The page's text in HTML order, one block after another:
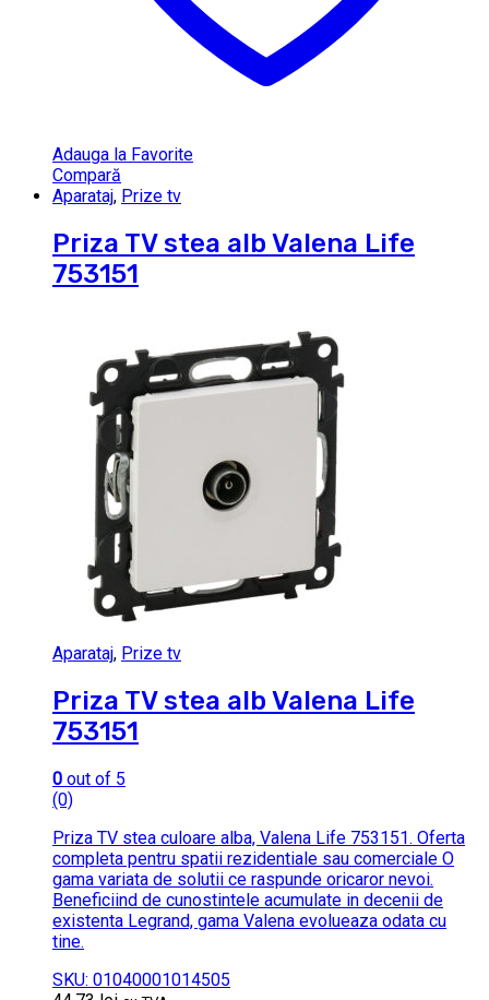
Adauga la Favorite
Compară
Aparataj, Prize tv
Priza TV stea alb Valena Life
753151
Aparataj, Prize tv
Priza TV stea alb Valena Life
753151
0 out of 5
(0)
Priza TV stea culoare alba, Valena Life 753151. Oferta
completa pentru spatii rezidentiale sau comerciale O
gama variata de solutii ce raspunde oricaror nevoi.
Beneficiind de cunostintele acumulate in decenii de
existenta Legrand, gama Valena evolueaza odata cu
tine.
SKU: 01040001014505